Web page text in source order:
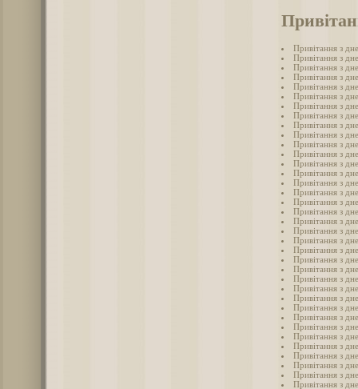
Привітання з
Привітання з
Привітання з
Привітання з
Привітання з
Привітання з
Привітання з
Привітання з
Привітання з
Привітання з
Привітання з
Привітання з
Привітання з
Привітання з
Привітання з
Привітання з
Привітання з
Привітання з
Привітання з
Привітання з
Привітання з
Привітання з
Привітання з
Привітання з
Привітання з
Привітання з
Привітання з
Привітання з
Привітання з
Привітання з
Привітання з
Привітання з
Привітання з
Привітання з
Привітання з
Привітання з